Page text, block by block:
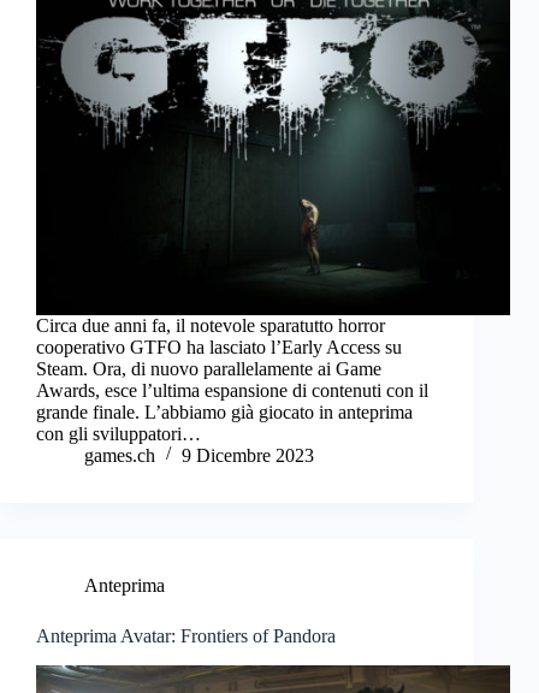
Circa due anni fa, il notevole sparatutto horror
cooperativo GTFO ha lasciato l’Early Access su
Steam. Ora, di nuovo parallelamente ai Game
Awards, esce l’ultima espansione di contenuti con il
grande finale. L’abbiamo già giocato in anteprima
con gli sviluppatori…
games.ch
9 Dicembre 2023
Anteprima
Anteprima Avatar: Frontiers of Pandora